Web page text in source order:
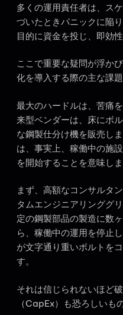
多くの運用責任者は、ス
づいたときパニックに陥
目的に資金を投じ、即効
ここで重要な疑問が浮か
化を導入する際の主な課
最大のハードルは、苦痛
来型ベンダーは、床にボ
な鋼製仕分け機を販売し
は、事実上、稼働中の施
を開始することを意味しま
まず、高額なコンサルタ
タムエンジニアリンググ
定の鋼製部品の製造に数
ら、稼働中の運用を停止
が文字通り重いボルトを
す。
それは信じられないほど
（CapEx）も恐ろしいも